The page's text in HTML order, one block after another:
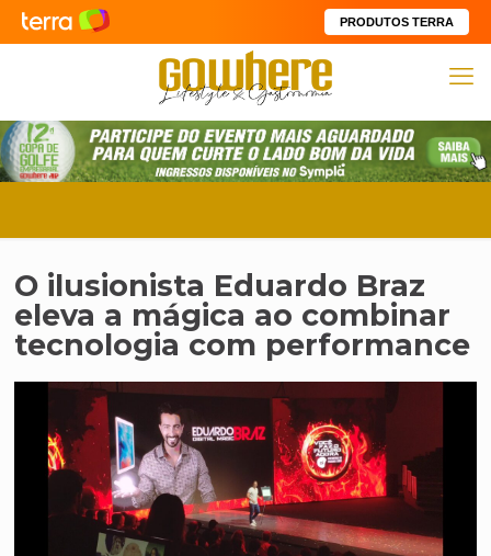
PRODUTOS TERRA
O ilusionista Eduardo Braz
eleva a mágica ao combinar
tecnologia com performance